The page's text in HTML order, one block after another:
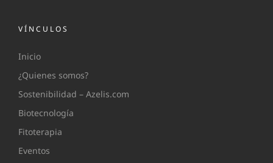
VÍNCULOS
Inicio
¿Quienes somos?
Sostenibilidad – Azelis.com
Biotecnología
Fitoterapia
Eventos